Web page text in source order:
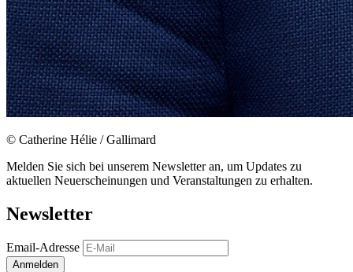
© Catherine Hélie / Gallimard
Melden Sie sich bei unserem Newsletter an, um Updates zu
aktuellen Neuerscheinungen und Veranstaltungen zu erhalten.
Newsletter
Email-Adresse
Anmelden